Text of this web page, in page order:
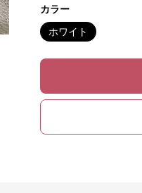
カラー
ホワイト